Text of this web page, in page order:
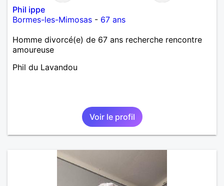
Phil ippe
Bormes-les-Mimosas - 67 ans
Homme divorcé(e) de 67 ans recherche rencontre
amoureuse
Phil du Lavandou
Voir le profil